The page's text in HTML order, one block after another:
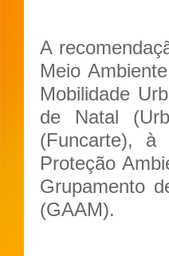
A
Meio
Mobilidade
de Natal
(Funcarte), à
Proteção
Grupamento
(GAAM).